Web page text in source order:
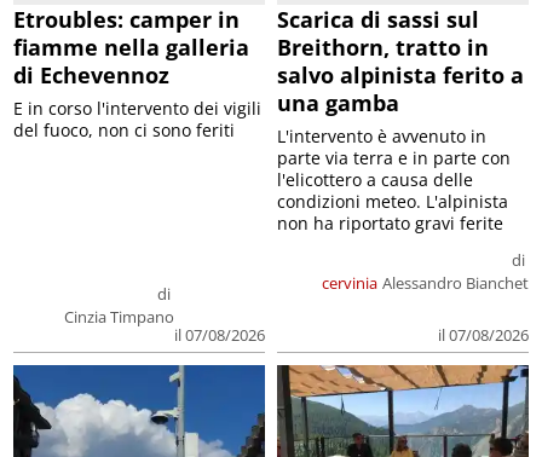
Etroubles: camper in
fiamme nella galleria
di Echevennoz
di
Cinzia Timpano
il 07/08/2026
E in corso l'intervento dei vigili
del fuoco, non ci sono feriti
Scarica di sassi sul
Breithorn, tratto in
salvo alpinista ferito a
una gamba
cervinia
di
Alessandro Bianchet
il 07/08/2026
L'intervento è avvenuto in
parte via terra e in parte con
l'elicottero a causa delle
condizioni meteo. L'alpinista
non ha riportato gravi ferite